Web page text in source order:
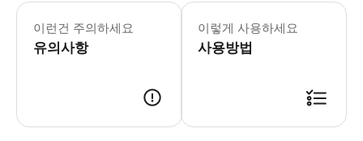
이런건 주의하세요
유의사항
운전자는 최소 만 18세 이상이어야
이렇게 사용하세요
사용방법